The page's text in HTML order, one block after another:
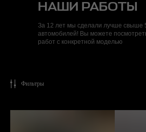
НАШИ РАБОТЫ
За 12 лет мы сделали лучше свыше
автомобилей! Вы можете
работ с конкретной моделью
Фильтры